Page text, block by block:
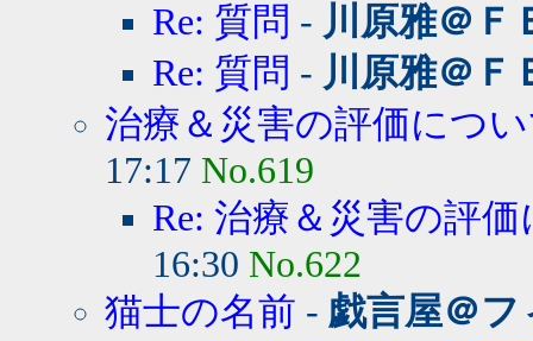
Re: 質問 - 川原雅＠Ｆ
Re: 質問 - 川原雅＠Ｆ
治療＆災害の評価につ
17:17 No.619
Re: 治療＆災害の評
16:30 No.622
猫士の名前 - 戯言屋＠